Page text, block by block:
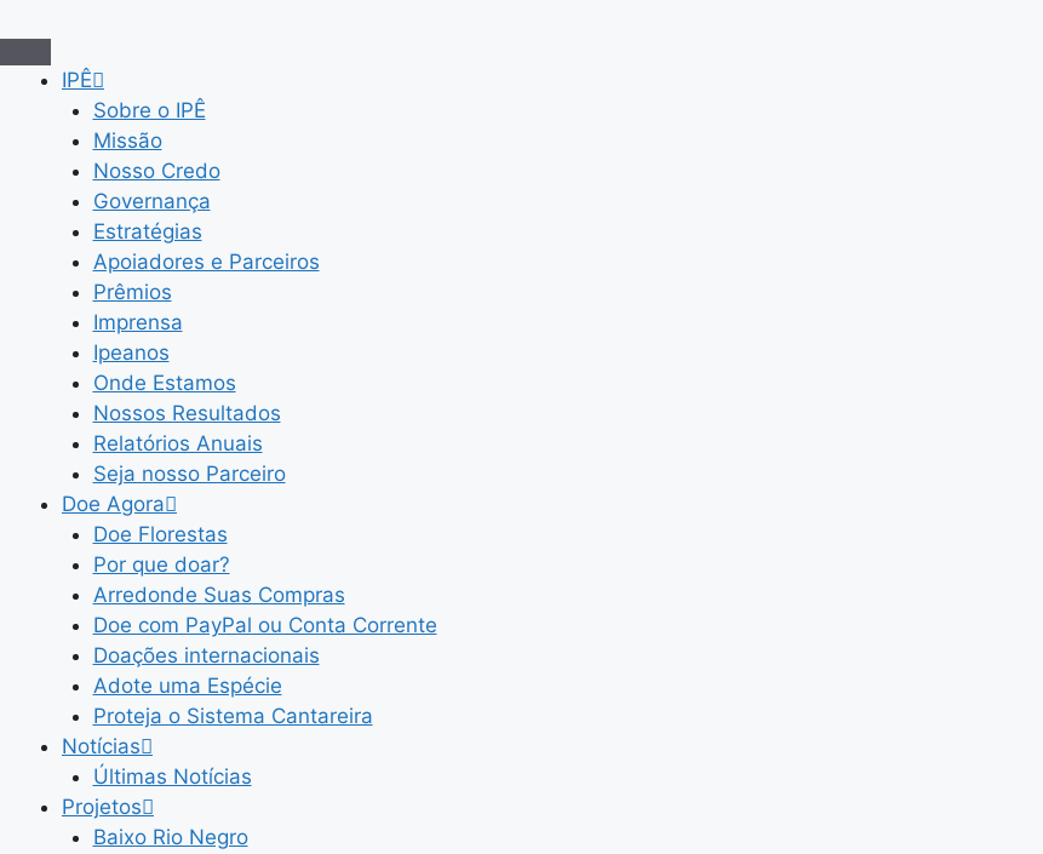
para
conteúdo
IPÊ
Sobre o IPÊ
Missão
Nosso Credo
Governança
Estratégias
Apoiadores e Parceiros
Prêmios
Imprensa
Ipeanos
Onde Estamos
Nossos Resultados
Relatórios Anuais
Seja nosso Parceiro
Doe Agora
Doe Florestas
Por que doar?
Arredonde Suas Compras
Doe com PayPal ou Conta Corrente
Doações internacionais
Adote uma Espécie
Proteja o Sistema Cantareira
Notícias
Últimas Notícias
Projetos
Baixo Rio Negro